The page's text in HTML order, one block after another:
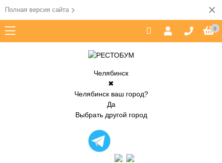
Полная версия сайта
0
Челябинск
✖
Челябинск ваш город?
Да
Выбрать другой город